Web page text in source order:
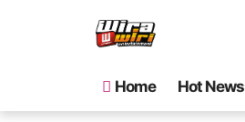
Home Hot News